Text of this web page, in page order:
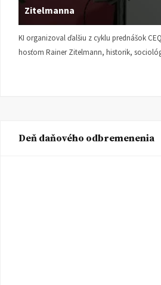
Zitelmanna
KI organizoval ďalšiu z cyklu prednášok
hosťom Rainer Zitelmann, historik,
Deň daňového odbremenenia